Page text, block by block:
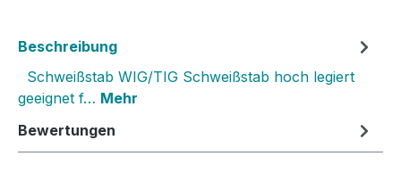
Beschreibung
Schweißstab WIG/TIG Schweißstab hoch legiert
geeignet f… Mehr
Bewertungen